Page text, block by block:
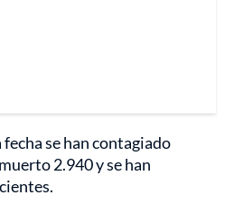
se han contagiado
2.940 y se han